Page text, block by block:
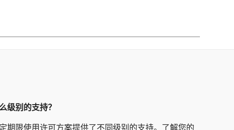
级别的支持？
期限使用许可方案提供了不同级别的支持。了解您的